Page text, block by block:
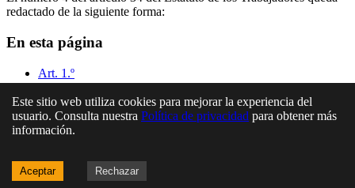
redactado de la siguiente forma:
En esta página
Art. 1.º
Art. 2.º
Art. 3.º
Art. 4.º
Art. 5.º
Art. 7.º
Art. 8.º
Este sitio web utiliza cookies para mejorar la experiencia del
usuario. Consulta nuestra Política de privacidad para obtener más
información.
Aceptar Rechazar